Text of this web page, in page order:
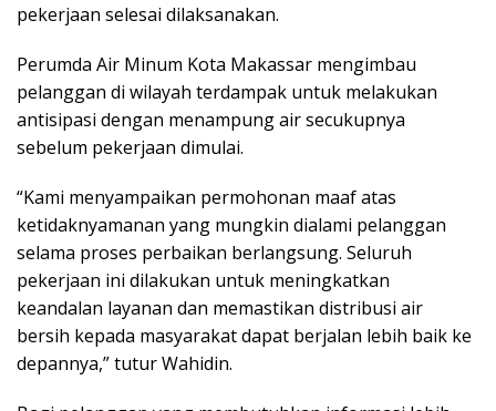
pekerjaan selesai dilaksanakan.
Perumda Air Minum Kota Makassar mengimbau
pelanggan di wilayah terdampak untuk melakukan
antisipasi dengan menampung air secukupnya
sebelum pekerjaan dimulai.
“Kami menyampaikan permohonan maaf atas
ketidaknyamanan yang mungkin dialami pelanggan
selama proses perbaikan berlangsung. Seluruh
pekerjaan ini dilakukan untuk meningkatkan
keandalan layanan dan memastikan distribusi air
bersih kepada masyarakat dapat berjalan lebih baik ke
depannya,” tutur Wahidin.